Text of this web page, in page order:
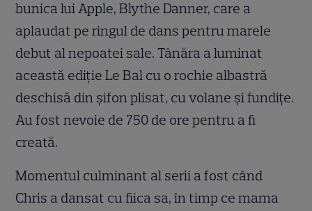
bunica lui Apple, Blythe Danner, care a
aplaudat pe ringul de dans pentru marele
debut al nepoatei sale. Tânăra a luminat
această ediție Le Bal cu o rochie albastră
deschisă din șifon plisat, cu volane și fundițe.
Au fost nevoie de 750 de ore pentru a fi
creată.
Momentul culminant al serii a fost când
Chris a dansat cu fiica sa, în timp ce mama